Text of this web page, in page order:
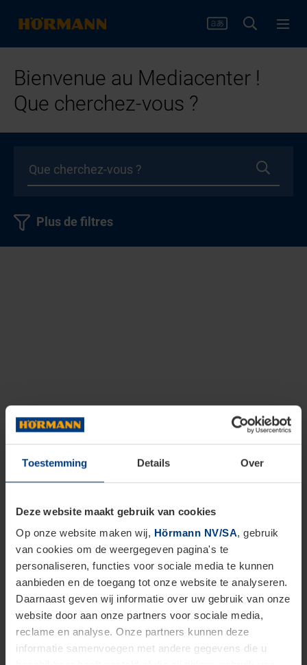
Toestemming Details Over
Deze website maakt gebruik van cookies
Op onze website maken wij, Hörmann NV/SA, gebruik
van cookies om de weergegeven pagina's te
personaliseren, functies voor sociale media te kunnen
aanbieden en de toegang tot onze website te analyseren.
Daarnaast geven wij informatie over uw gebruik van onze
website door aan onze partners voor sociale media,
reclame en analyse. Onze partners kunnen deze
informatie samenvoegen met andere gegevens die u
Bienvenue au Mediacenter !
Que cherchez-vous ?
Plus de filtres